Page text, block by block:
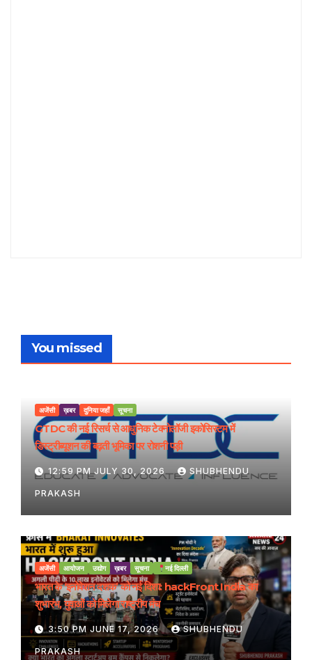
You missed
अजेंसी ख़बर दुनिया जहाँ सूचना
GTDC की नई रिसर्च से आधुनिक टेक्नोलॉजी इकोसिस्टम में
डिस्ट्रीब्यूशन की बढ़ती भूमिका पर रोशनी पड़ी
12:59 PM JULY 30, 2026 SHUBHENDU
PRAKASH
अजेंसी आयोजन उद्योग ख़बर सूचना नई दिल्ली
भारत के ‘इनोवेशन दशक’ को नई दिशा: hackFront India का
शुभारंभ, युवाओं को मिलेगा राष्ट्रीय मंच
3:50 PM JUNE 17, 2026 SHUBHENDU
PRAKASH